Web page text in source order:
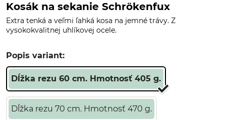
Kosák na sekanie Schrökenfux
Extra tenká a veľmi ľahká kosa na jemné trávy. Z
vysokokvalitnej uhlíkovej ocele.
Popis variant:
Dĺžka rezu 60 cm. Hmotnosť 405 g.
Dĺžka rezu 70 cm. Hmotnosť 470 g.